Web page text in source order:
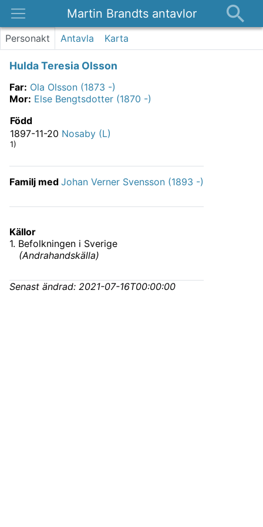
Martin Brandts antavlor
Platser
Kontakt
Personakt Antavla Karta
Hulda Teresia Olsson
Far: Ola Olsson (1873 -)
Mor: Else Bengtsdotter (1870 -)
Född
1897-11-20 Nosaby (L)
1)
Familj med Johan Verner Svensson (1893 -)
Källor
1. Befolkningen i Sverige
(Andrahandskälla)
Senast ändrad: 2021-07-16T00:00:00